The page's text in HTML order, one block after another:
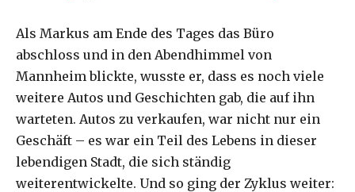
Als Markus am Ende des Tages das Büro
abschloss und in den Abendhimmel von
Mannheim blickte, wusste er, dass es noch viele
weitere Autos und Geschichten gab, die auf ihn
warteten. Autos zu verkaufen, war nicht nur ein
Geschäft – es war ein Teil des Lebens in dieser
lebendigen Stadt, die sich ständig
weiterentwickelte. Und so ging der Zyklus weiter: